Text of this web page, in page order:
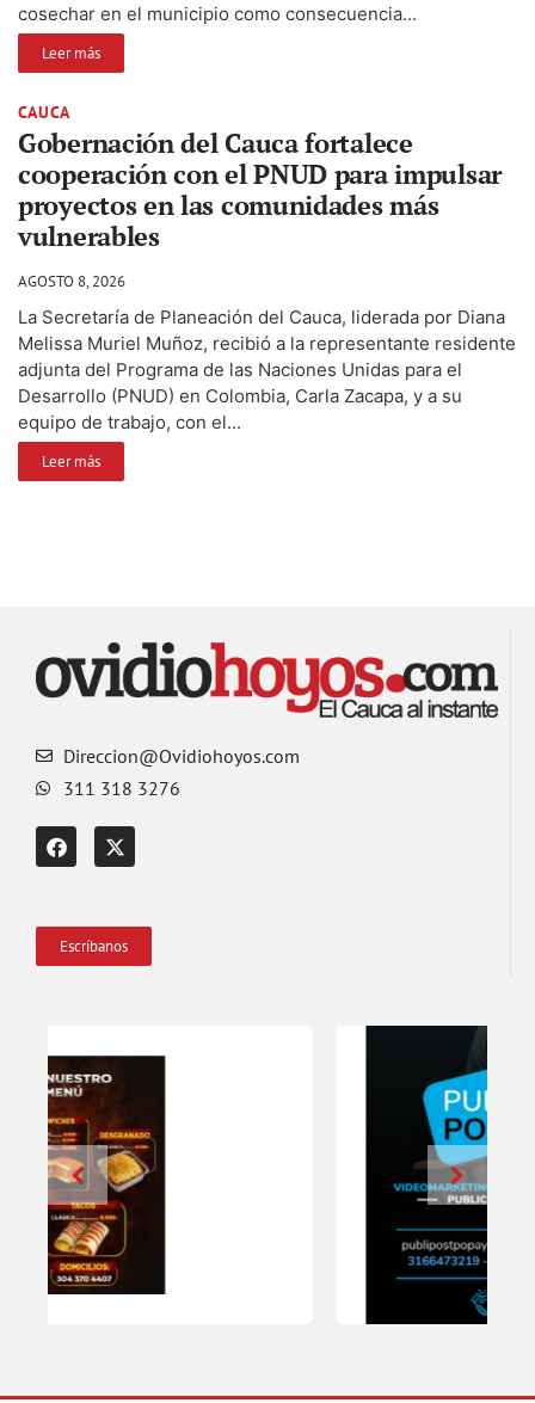
cosechar en el municipio como consecuencia...
Leer más
CAUCA
Gobernación del Cauca fortalece
cooperación con el PNUD para impulsar
proyectos en las comunidades más
vulnerables
AGOSTO 8, 2026
La Secretaría de Planeación del Cauca, liderada por Diana
Melissa Muriel Muñoz, recibió a la representante residente
adjunta del Programa de las Naciones Unidas para el
Desarrollo (PNUD) en Colombia, Carla Zacapa, y a su
equipo de trabajo, con el...
Leer más
Direccion@Ovidiohoyos.com
311 318 3276
Escríbanos